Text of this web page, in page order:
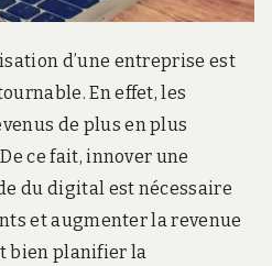
d’une entreprise est
En effet, les
de plus en plus
ce fait, innover une
du digital est nécessaire
et augmenter la revenue
bien planifier la